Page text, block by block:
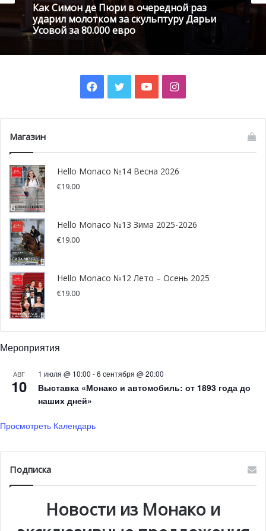
Point Art Monaco был создан в 2004-м как преемник
биеннале Антикваров Монако (1975), представлявшего
Мариетты Винчи-Корсини оргкомитет GIE Point Art
Monaco представляет из себя собрание четырех
выдающихся владельцев и арт-
дилеров художественных галерей, расположенных в
княжестве: Мариета Винчи-Корсини (Maison d’Art),
Адриано Рибольци (Galerie Adriano Ribolzi), Альфредо
Паллези (Pallesi Art Gallery) и Луи Тонинелли (M.F.
Toninelli Art Moderne). Уже по этой причине мы можем
смело утверждать, что Европейская Ярмарка искусства в
Монако, хоть и родилась в Княжестве, но является
салоном международного масштаба.
Эта престижная группа арт-дилеров, у которой уже есть
Как Симон де Пюри в очередной раз
ударил молотком за скульптуру Дарьи
Усовой за 80.000 евро
Facebook
TwitterYouTubeInstagram
Магазин
Hello Monaco №14 Весна 2026
€19.00
Hello Monaco №13 Зима 2025-2026
€19.00
Hello Monaco №12 Лето – Осень 2025
€19.00
Мероприятия
АВГ
10
1 июля @ 10:00 -6 сентября @ 20:00
Выставка «Монако и автомобиль: от 1893 года до
наших дней»
Просмотреть Календарь
Подписка
Новости из Монако и